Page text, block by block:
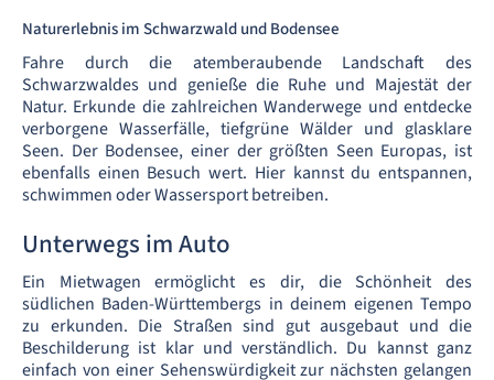
Naturerlebnis im Schwarzwald und Bodensee
Fahre durch die atemberaubende Landschaft des
Schwarzwaldes und genieße die Ruhe und Majestät der
Natur. Erkunde die zahlreichen Wanderwege und entdecke
verborgene Wasserfälle, tiefgrüne Wälder und glasklare
Seen. Der Bodensee, einer der größten Seen Europas, ist
ebenfalls einen Besuch wert. Hier kannst du entspannen,
schwimmen oder Wassersport betreiben.
Unterwegs im Auto
Ein Mietwagen ermöglicht es dir, die Schönheit des
südlichen Baden-Württembergs in deinem eigenen Tempo
zu erkunden. Die Straßen sind gut ausgebaut und die
Beschilderung ist klar und verständlich. Du kannst ganz
einfach von einer Sehenswürdigkeit zur nächsten gelangen